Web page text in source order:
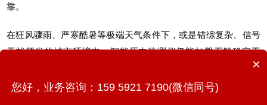
靠。
在狂风骤雨、严寒酷暑等极端天气条件下，或是错综复杂、信号
干扰频发的城市环境中，智能压力监测仪仍能如磐石般稳定工
作，不为外界因素所动摇。其优良的性能与可靠性，为及时预
警、精准监测提供了坚实的技术保障，确保了管养单位能够在第
×
您好，业务咨询：159 5921 7190(微信同号)